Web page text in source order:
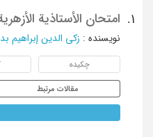
1. امتحان الأستاذیة
نویسنده : زکی الدین إبراهیم
چکیده
مقالات مرتبط